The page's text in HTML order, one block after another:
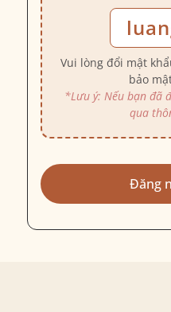
Vui lòng đổi mật
bảo
*Lưu ý: Nếu bạn đã
qua
Đăng